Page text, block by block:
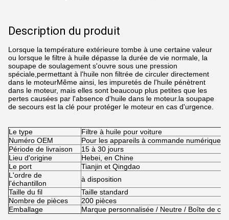
Description du produit
Lorsque la température extérieure tombe à une certaine valeur
ou lorsque le filtre à huile dépasse la durée de vie normale, la
soupape de soulagement s'ouvre sous une pression
spéciale,permettant à l'huile non filtrée de circuler directement
dans le moteurMême ainsi, les impuretés de l'huile pénètrent
dans le moteur, mais elles sont beaucoup plus petites que les
pertes causées par l'absence d'huile dans le moteur.la soupape
de secours est la clé pour protéger le moteur en cas d'urgence.
Le type
Filtre à huile pour voiture
Numéro OEM
Pour les appareils à commande numérique
Période de livraison
15 à 30 jours
Lieu d'origine
Hebei, en Chine
Le port
Tianjin et Qingdao
L'ordre de
l'échantillon
à disposition
Taille du fil
Taille standard
Nombre de pièces
200 pièces
Emballage
Marque personnalisée / Neutre / Boîte de